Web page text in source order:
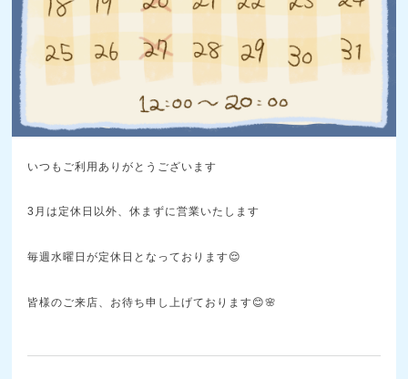
いつもご利用ありがとうございます
3月は定休日以外、休まずに営業いたします
毎週水曜日が定休日となっております😌
皆様のご来店、お待ち申し上げております😊🌸